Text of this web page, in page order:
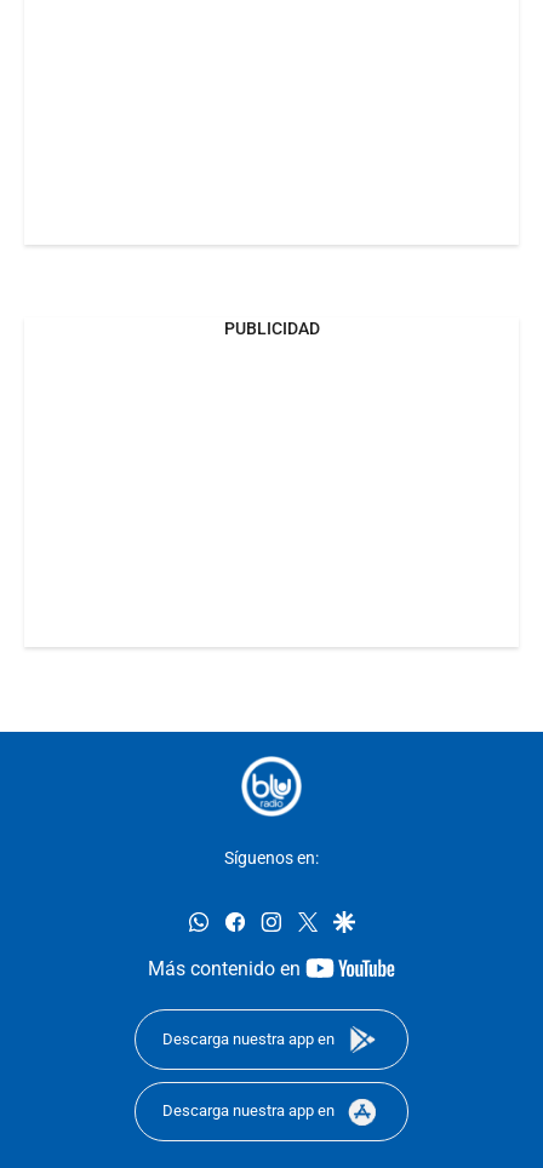
PUBLICIDAD
Síguenos en:
whatsappfacebookinstagram
twittergoogle
Más contenido en
youtube-
Descarga nuestra app en
Descarga nuestra app en